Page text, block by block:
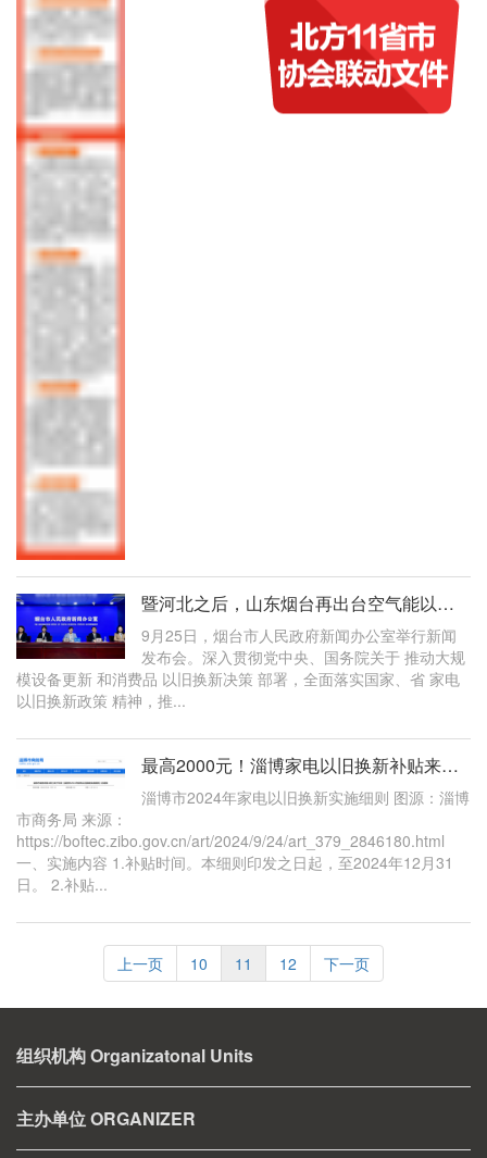
暨河北之后，山东烟台再出台空气能以旧换新补贴2000元，渠道迎新增长点
9月25日，烟台市人民政府新闻办公室举行新闻
发布会。深入贯彻党中央、国务院关于 推动大规
模设备更新 和消费品 以旧换新决策 部署，全面落实国家、省 家电
以旧换新政策 精神，推...
最高2000元！淄博家电以旧换新补贴来了！
淄博市2024年家电以旧换新实施细则 图源：淄博
市商务局 来源：
https://boftec.zibo.gov.cn/art/2024/9/24/art_379_2846180.html
一、实施内容 1.补贴时间。本细则印发之日起，至2024年12月31
日。 2.补贴...
上一页 10 11 12 下一页
组织机构 Organizatonal Units
主办单位 ORGANIZER